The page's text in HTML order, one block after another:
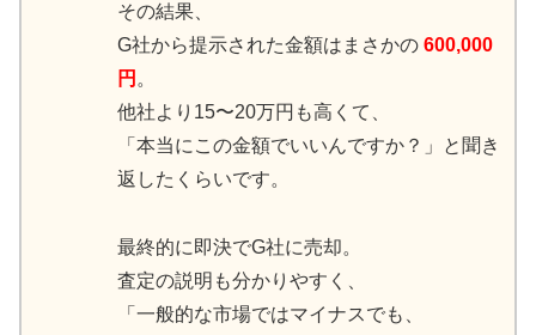
その結果、
G社から提示された金額はまさかの 600,000
円 。
他社より15〜20万円も高くて、
「本当にこの金額でいいんですか？」と聞き
返したくらいです。
最終的に即決でG社に売却。
査定の説明も分かりやすく、
「一般的な市場ではマイナスでも、